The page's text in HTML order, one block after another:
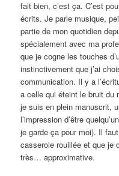
fait bien, c’est ça. C’est
écrits. Je parle musique,
partie de mon quotidien
spécialement avec ma
que je cogne les touches
instinctivement que j’ai
communication. Il y a
a celle qui éteint le bruit du
je suis en plein manuscrit,
l’impression d’être
je garde ça pour moi). Il
casserole rouillée et que je
très… approximative.